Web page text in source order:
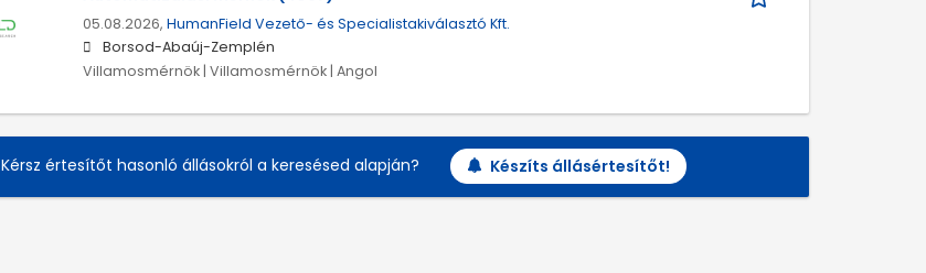
05.08.2026, HumanField Vezető- és Specialistakiválasztó Kft.
Borsod-Abaúj-Zemplén
Villamosmérnök | Villamosmérnök | Angol
Kérsz értesítőt hasonló állásokról a keresésed alapján? Készíts állásértesítőt!